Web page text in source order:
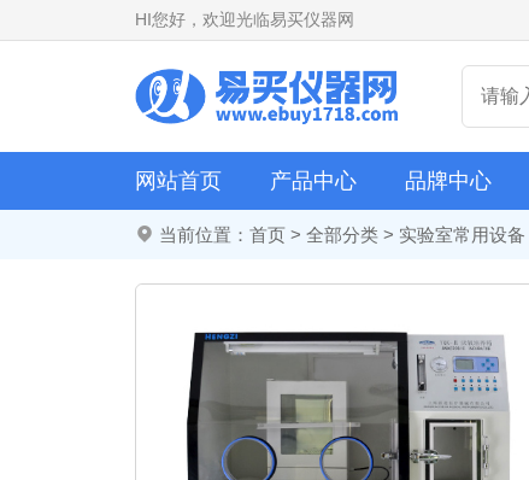
HI您好，欢迎光临易买仪器网
网站首页 产品中心 品牌中心
当前位置： 首页 > 全部分类 > 实验室常用设备